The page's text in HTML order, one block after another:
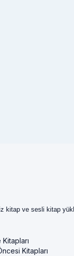
kitap ve sesli kitap
Kitapları